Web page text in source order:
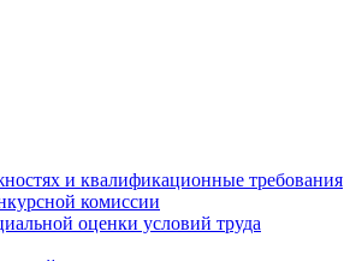
и квалификационные требования
комиссии
оценки условий труда